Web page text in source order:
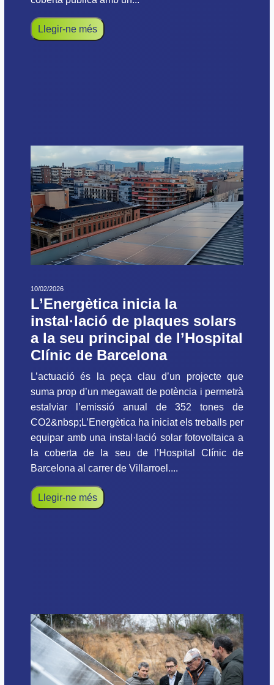
Llegir-ne més
10/02/2026
L’Energètica inicia la
instal·lació de plaques solars
a la seu principal de l’Hospital
Clínic de Barcelona
L’actuació és la peça clau d’un projecte que
suma prop d’un megawatt de potència i permetrà
estalviar l’emissió anual de 352 tones de
CO2&nbsp;L’Energètica ha iniciat els treballs per
equipar amb una instal·lació solar fotovoltaica a
la coberta de la seu de l’Hospital Clínic de
Barcelona al carrer de Villarroel....
Llegir-ne més